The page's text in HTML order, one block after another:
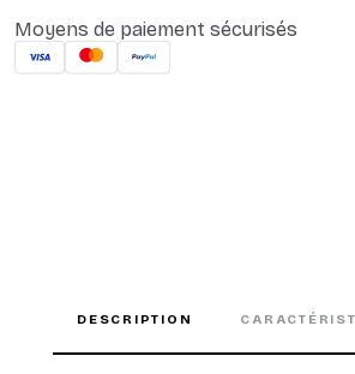
Moyens de paiement sécurisés
DESCRIPTION